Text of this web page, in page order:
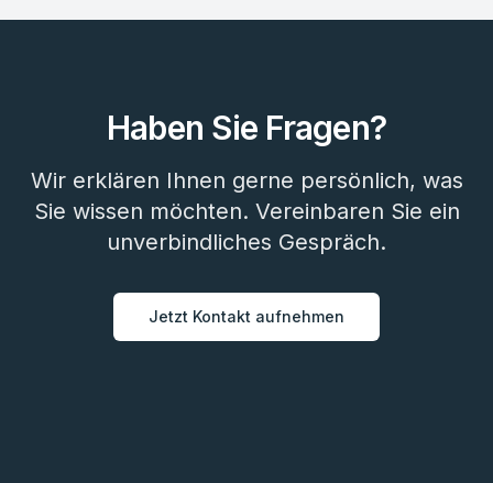
Haben Sie Fragen?
Wir erklären Ihnen gerne persönlich, was
Sie wissen möchten. Vereinbaren Sie ein
unverbindliches Gespräch.
Jetzt Kontakt aufnehmen